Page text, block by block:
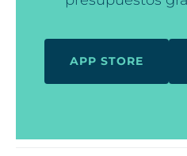
APP STORE